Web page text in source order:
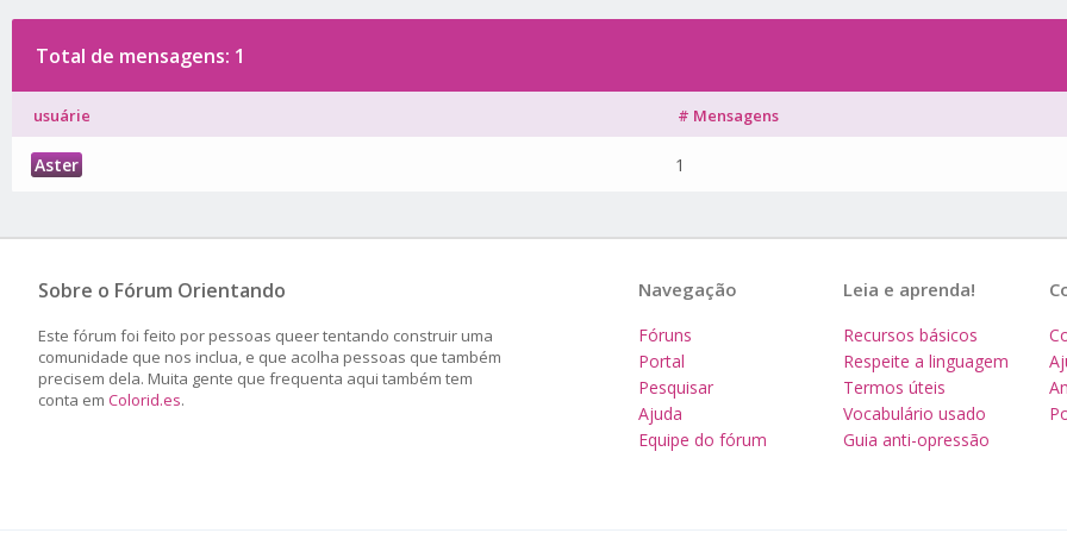
Total de mensagens: 1
usuárie # Mensagens
Aster 1
Sobre o Fórum Orientando
Este fórum foi feito por pessoas queer tentando construir uma
comunidade que nos inclua, e que acolha pessoas que também
precisem dela. Muita gente que frequenta aqui também tem
conta em Colorid.es.
Leia e aprenda!
Recursos básicos
Respeite a linguagem
Termos úteis
Vocabulário usado
Guia anti-opressão
Navegação
Fóruns
Portal
Pesquisar
Ajuda
Equipe do fórum